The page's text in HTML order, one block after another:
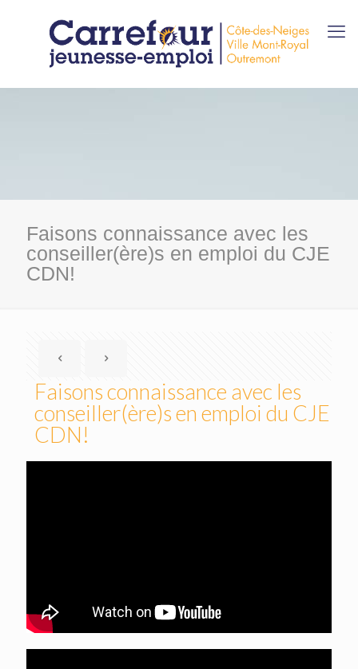
Faisons connaissance avec les
conseiller(ère)s en emploi du CJE
CDN!
Faisons connaissance avec les
conseiller(ère)s en emploi du CJE
CDN!